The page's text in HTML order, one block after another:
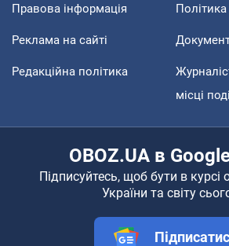
Правова інформація
Реклама на сайті
Редакційна політика
місці
OBOZ.UA в
Підписуйтесь, щоб бути в курсі
України та світу